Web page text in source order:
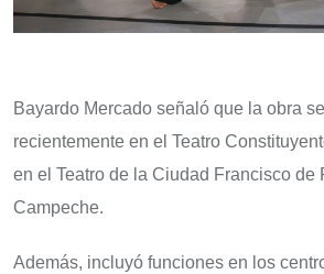
Bayardo Mercado señaló que la obra
recientemente en el Teatro
en el Teatro de la Ciudad Francisco de
Campeche.
Además, incluyó funciones en los